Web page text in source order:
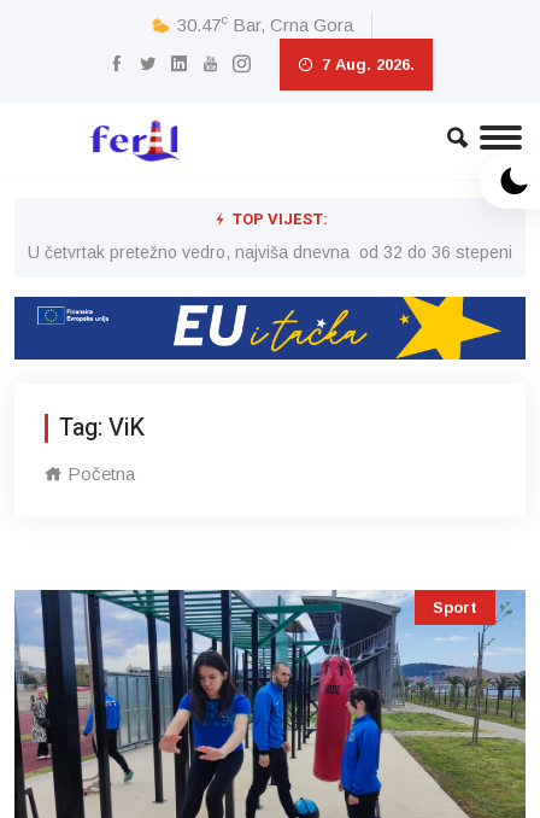
30.47c Bar, Crna Gora
7 Aug. 2026.
TOP VIJEST:
U četvrtak pretežno vedro, najviša dnevna od 32 do 36 stepeni
Tag: ViK
Početna
Sport